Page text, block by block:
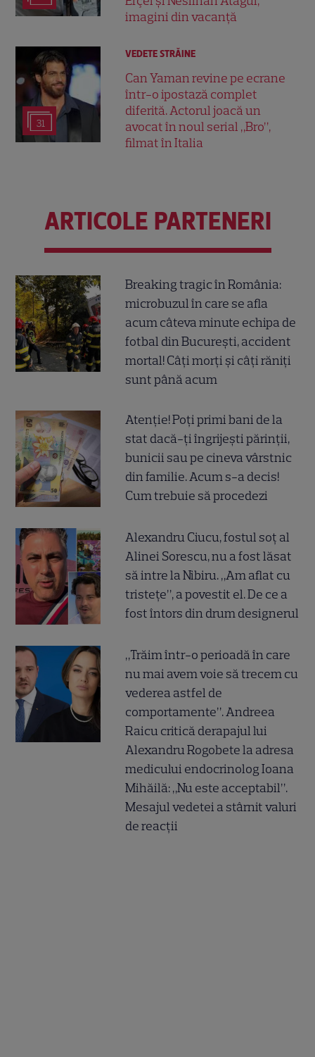
imagini din vacanță
31
VEDETE STRĂINE
Can Yaman revine pe ecrane
într-o ipostază complet
diferită. Actorul joacă un
avocat în noul serial „Bro”,
filmat în Italia
ARTICOLE PARTENERI
Breaking tragic în România:
microbuzul în care se afla
acum câteva minute echipa de
fotbal din București, accident
mortal! Câți morți și câți răniți
sunt până acum
Atenție! Poți primi bani de la
stat dacă-ți îngrijești părinții,
bunicii sau pe cineva vârstnic
din familie. Acum s-a decis!
Cum trebuie să procedezi
Alexandru Ciucu, fostul soț al
Alinei Sorescu, nu a fost lăsat
să intre la Nibiru. „Am aflat cu
tristețe”, a povestit el. De ce a
fost întors din drum designerul
„Trăim într-o perioadă în care
nu mai avem voie să trecem cu
vederea astfel de
comportamente”. Andreea
Raicu critică derapajul lui
Alexandru Rogobete la adresa
medicului endocrinolog Ioana
Mihăilă: „Nu este acceptabil”.
Mesajul vedetei a stârnit valuri
de reacții